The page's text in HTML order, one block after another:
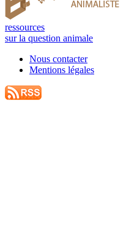
ressources
sur la question animale
Nous contacter
Mentions légales